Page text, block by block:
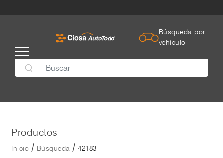
Búsqueda por
vehículo
Productos
Inicio / Búsqueda / 42183